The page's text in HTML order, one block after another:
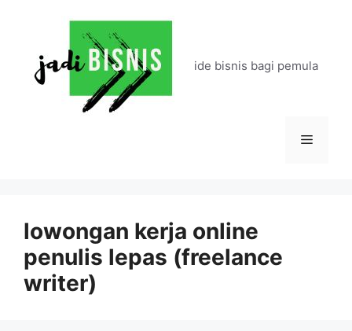
ide bisnis bagi pemula
Menu
lowongan kerja online
penulis lepas (freelance
writer)